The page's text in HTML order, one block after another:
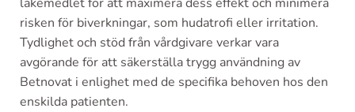
risken för biverkningar, som hudatrofi eller irritation.
Tydlighet och stöd från vårdgivare verkar vara
avgörande för att säkerställa trygg användning av
Betnovat i enlighet med de specifika behoven hos den
enskilda patienten.